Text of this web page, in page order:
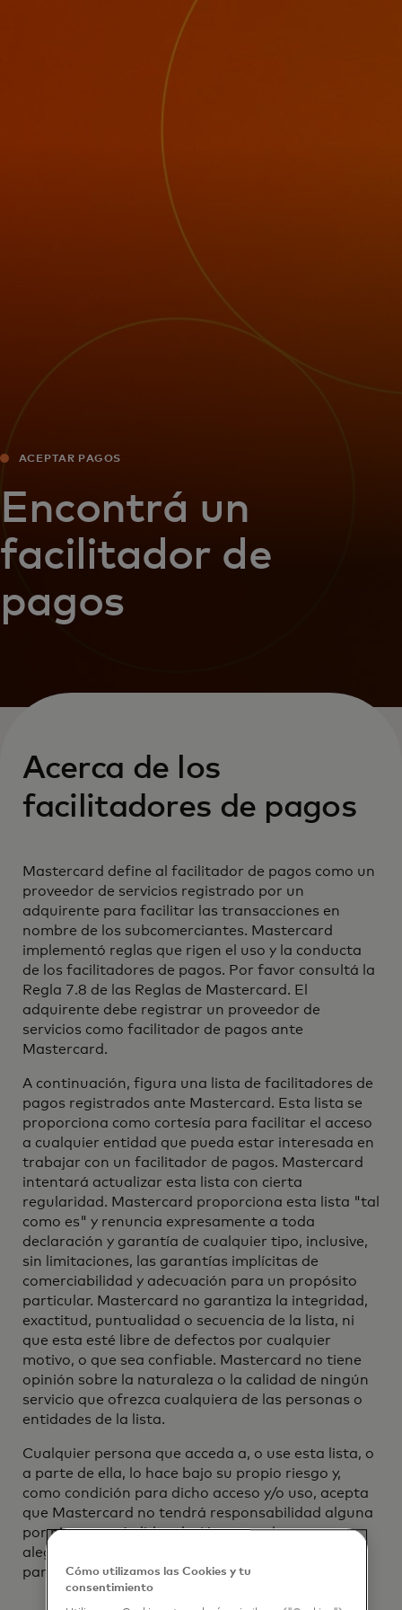
Para empresas
Para innovadores
Noticias y tendencias
ACEPTAR PAGOS
Encontrá un
facilitador de
pagos
Acerca de los
facilitadores de pagos
Mastercard define al facilitador de pagos como un
proveedor de servicios registrado por un
adquirente para facilitar las transacciones en
nombre de los subcomerciantes. Mastercard
implementó reglas que rigen el uso y la conducta
de los facilitadores de pagos. Por favor consultá la
Regla 7.8 de las Reglas de Mastercard. El
adquirente debe registrar un proveedor de
servicios como facilitador de pagos ante
Mastercard.
A continuación, figura una lista de facilitadores de
pagos registrados ante Mastercard. Esta lista se
proporciona como cortesía para facilitar el acceso
a cualquier entidad que pueda estar interesada en
trabajar con un facilitador de pagos. Mastercard
intentará actualizar esta lista con cierta
regularidad. Mastercard proporciona esta lista "tal
como es" y renuncia expresamente a toda
declaración y garantía de cualquier tipo, inclusive,
sin limitaciones, las garantías implícitas de
comerciabilidad y adecuación para un propósito
particular. Mastercard no garantiza la integridad,
exactitud, puntualidad o secuencia de la lista, ni
que esta esté libre de defectos por cualquier
motivo, o que sea confiable. Mastercard no tiene
opinión sobre la naturaleza o la calidad de ningún
servicio que ofrezca cualquiera de las personas o
entidades de la lista.
Cualquier persona que acceda a, o use esta lista, o
a parte de ella, lo hace bajo su propio riesgo y,
como condición para dicho acceso y/o uso, acepta
que Mastercard no tendrá responsabilidad alguna
por ninguna pérdida o lesión causada, o que se
alegue haber sido causada, en su totalidad o en
parte, por el acceso a y/o uso de esta lista.
Cómo utilizamos las Cookies y tu
consentimiento